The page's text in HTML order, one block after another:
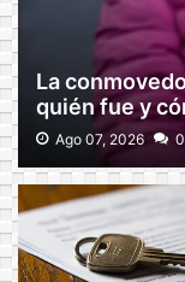
La
quién fue y
del Trabajo.
Ago 07, 2026 0